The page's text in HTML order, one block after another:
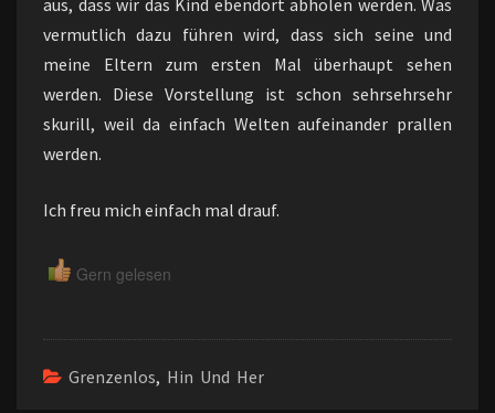
aus, dass wir das Kind ebendort abholen werden. Was
vermutlich dazu führen wird, dass sich seine und
meine Eltern zum ersten Mal überhaupt sehen
werden. Diese Vorstellung ist schon sehrsehrsehr
skurill, weil da einfach Welten aufeinander prallen
werden.
Ich freu mich einfach mal drauf.
Gern gelesen
Grenzenlos, Hin Und Her